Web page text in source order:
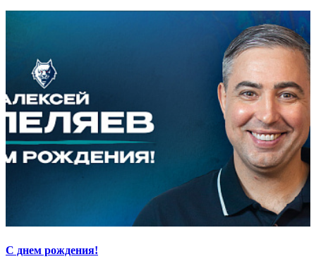
С днем рождения!